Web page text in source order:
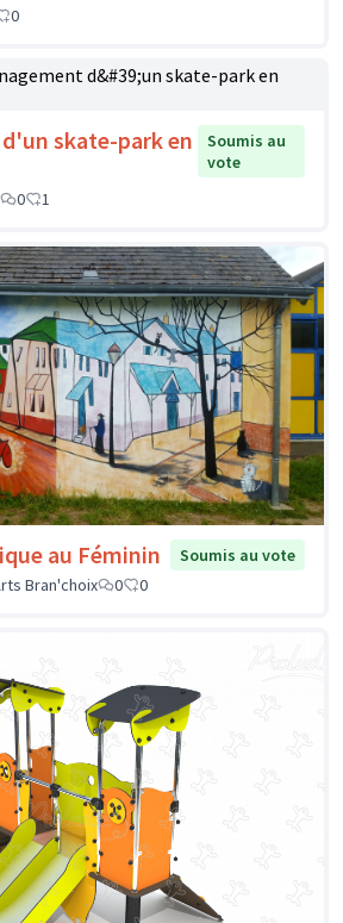
0
skate-park en
Soumis au
vote
0 1
au Féminin
Soumis au vote
Bran'choix
0 0